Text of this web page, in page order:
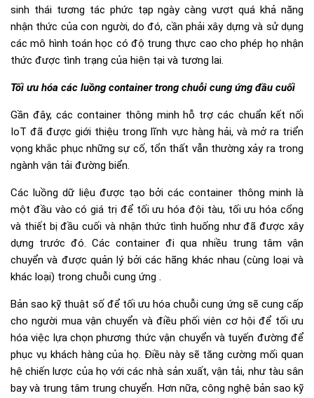
sinh thái tương tác phức tạp ngày càng vượt quá khả năng
nhận thức của con người, do đó, cần phải xây dựng và sử dụng
các mô hình toán học có độ trung thực cao cho phép họ nhận
thức được tình trạng của hiện tại và tương lai.
Tối ưu hóa các luồng container trong chuỗi cung ứng đầu cuối
Gần đây, các container thông minh hỗ trợ các chuẩn kết nối
IoT đã được giới thiệu trong lĩnh vực hàng hải, và mở ra triển
vọng khắc phục những sự cố, tổn thất vẫn thường xảy ra trong
ngành vận tải đường biển.
Các luồng dữ liệu được tạo bởi các container thông minh là
một đầu vào có giá trị để tối ưu hóa đội tàu, tối ưu hóa cổng
và thiết bị đầu cuối và nhận thức tình huống như đã được xây
dựng trước đó. Các container đi qua nhiều trung tâm vận
chuyển và được quản lý bởi các hãng khác nhau (cùng loại và
khác loại) trong chuỗi cung ứng .
Bản sao kỹ thuật số để tối ưu hóa chuỗi cung ứng sẽ cung cấp
cho người mua vận chuyển và điều phối viên cơ hội để tối ưu
hóa việc lựa chọn phương thức vận chuyển và tuyến đường để
phục vụ khách hàng của họ. Điều này sẽ tăng cường mối quan
hệ chiến lược của họ với các nhà sản xuất, vận tải, như tàu sân
bay và trung tâm trung chuyển. Hơn nữa, công nghệ bản sao kỹ